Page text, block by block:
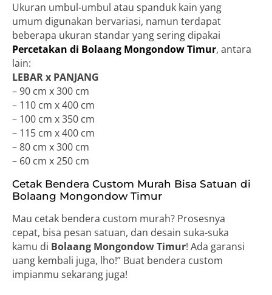
Ukuran umbul-umbul atau spanduk kain yang
umum digunakan bervariasi, namun terdapat
beberapa ukuran standar yang sering dipakai
Percetakan di Bolaang Mongondow Timur, antara
lain:
LEBAR x PANJANG
– 90 cm x 300 cm
– 110 cm x 400 cm
– 100 cm x 350 cm
– 115 cm x 400 cm
– 80 cm x 300 cm
– 60 cm x 250 cm
Cetak Bendera Custom Murah Bisa Satuan di
Bolaang Mongondow Timur
Mau cetak bendera custom murah? Prosesnya
cepat, bisa pesan satuan, dan desain suka-suka
kamu di Bolaang Mongondow Timur! Ada garansi
uang kembali juga, lho!” Buat bendera custom
impianmu sekarang juga!